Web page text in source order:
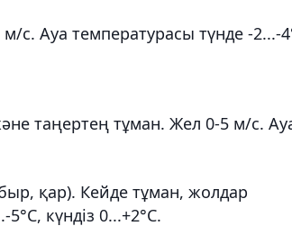
Ауа температурасы түнде -2...-
таңертең тұман. Жел 0-5 м/с.
қар). Кейде тұман, жолдар
күндіз 0...+2°C.